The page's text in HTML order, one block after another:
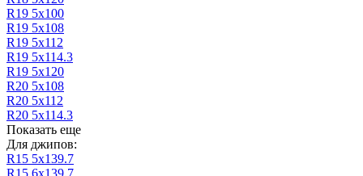
R19 5х100
R19 5х108
R19 5х112
R19 5х114.3
R19 5х120
R20 5х108
R20 5х112
R20 5х114.3
Показать еще
Для джипов:
R15 5х139.7
R15 6х139.7